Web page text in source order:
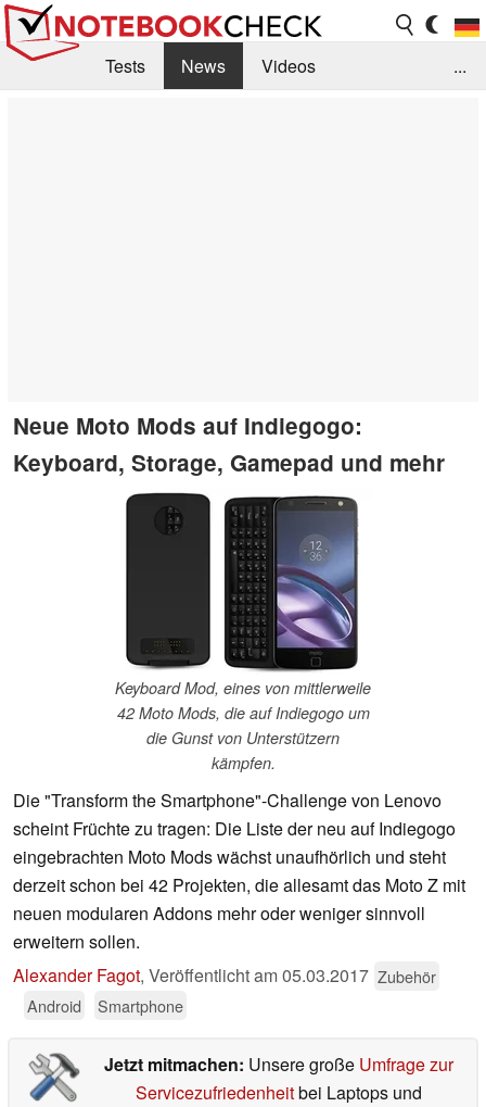
Tests News
Videos
...
Neue Moto Mods auf Indiegogo:
Keyboard, Storage, Gamepad und mehr
Keyboard Mod, eines von mittlerweile
42 Moto Mods, die auf Indiegogo um
die Gunst von Unterstützern
kämpfen.
Die "Transform the Smartphone"-Challenge von Lenovo
scheint Früchte zu tragen: Die Liste der neu auf Indiegogo
eingebrachten Moto Mods wächst unaufhörlich und steht
derzeit schon bei 42 Projekten, die allesamt das Moto Z mit
neuen modularen Addons mehr oder weniger sinnvoll
erweitern sollen.
Alexander Fagot, Veröffentlicht am05.03.2017 Zubehör
Android
Smartphone
Jetzt mitmachen: Unsere große Umfrage zur
Servicezufriedenheitbei Laptops und